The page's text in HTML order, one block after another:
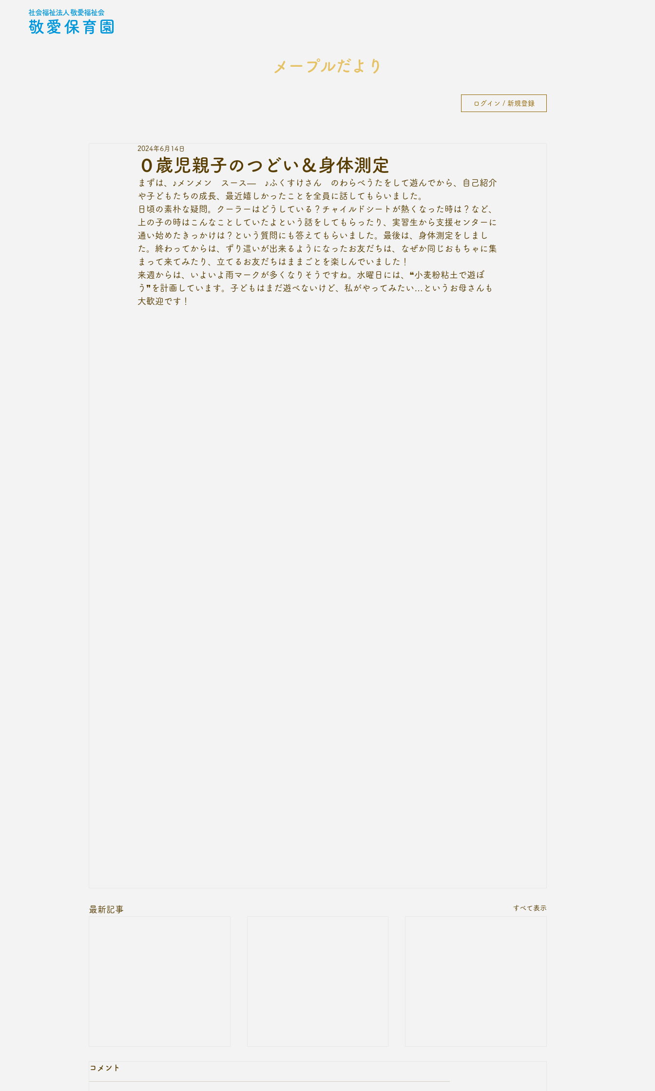
社会福祉法人 敬愛福祉会
敬愛保育園
メープルだより
ログイン / 新規登録
０歳児親子のつどい＆身体測定
2024年6月14日
まずは、♪メンメン　スース―　♪ふくすけさん　のわらべうたをして遊んでから、自己紹介
や子どもたちの成長、最近嬉しかったことを全員に話してもらいました。
日頃の素朴な疑問。クーラーはどうしている？チャイルドシートが熱くなった時は？など、
上の子の時はこんなことしていたよという話をしてもらったり、実習生から支援センターに
通い始めたきっかけは？という質問にも答えてもらいました。最後は、身体測定をしまし
た。終わってからは、ずり這いが出来るようになったお友だちは、なぜか同じおもちゃに集
まって来てみたり、立てるお友だちはままごとを楽しんでいました！
来週からは、いよいよ雨マークが多くなりそうですね。水曜日には、❝小麦粉粘土で遊ぼ
う❞を計画しています。子どもはまだ遊べないけど、私がやってみたい…というお母さんも
大歓迎です！
最新記事 すべて表示
コメント